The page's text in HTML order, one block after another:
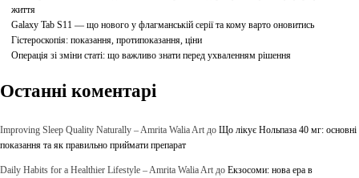
життя
Galaxy Tab S11 — що нового у флагманській серії та кому варто оновитись
Гістероскопія: показання, протипоказання, ціни
Операція зі зміни статі: що важливо знати перед ухваленням рішення
Останні коментарі
Improving Sleep Quality Naturally – Amrita Walia Art до Що лікує Нольпаза 40 мг: основні
показання та як правильно приймати препарат
Daily Habits for a Healthier Lifestyle – Amrita Walia Art до Екзосоми: нова ера в